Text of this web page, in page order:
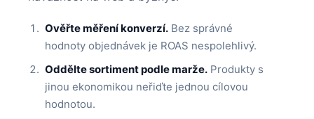
Ověřte měření konverzí. Bez správné
hodnoty objednávek je ROAS nespolehlivý.
Oddělte sortiment podle marže. Produkty s
jinou ekonomikou neřiďte jednou cílovou
hodnotou.